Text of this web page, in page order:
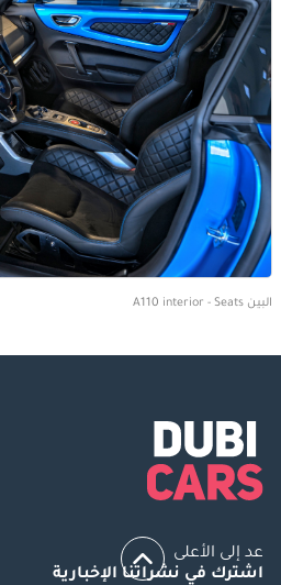
البين A110 interior - Seats
عد إلى الأعلى
اشترك في نشراتنا الإخبارية